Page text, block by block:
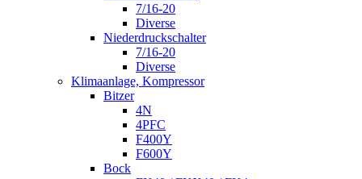
7/16-20
Diverse
Niederdruckschalter
7/16-20
Diverse
Klimaanlage, Kompressor
Bitzer
4N
4PFC
F400Y
F600Y
Bock